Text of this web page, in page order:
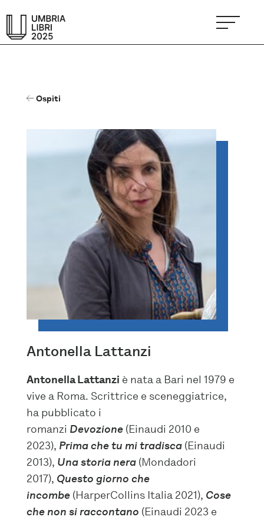
Ospiti
Antonella Lattanzi
Antonella Lattanzi è nata a Bari nel 1979 e
vive a Roma. Scrittrice e sceneggiatrice,
ha pubblicato i
romanzi Devozione(Einaudi 2010 e
2023), Prima che tu mi tradisca(Einaudi
2013), Una storia nera(Mondadori
2017), Questo giorno che
incombe(HarperCollins Italia 2021), Cose
che non si raccontano (Einaudi 2023 e